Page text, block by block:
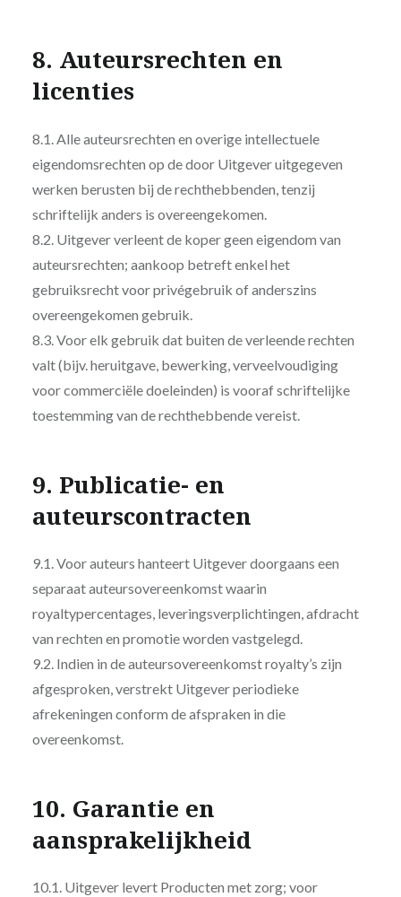
8. Auteursrechten en
licenties
8.1. Alle auteursrechten en overige intellectuele
eigendomsrechten op de door Uitgever uitgegeven
werken berusten bij de rechthebbenden, tenzij
schriftelijk anders is overeengekomen.
8.2. Uitgever verleent de koper geen eigendom van
auteursrechten; aankoop betreft enkel het
gebruiksrecht voor privégebruik of anderszins
overeengekomen gebruik.
8.3. Voor elk gebruik dat buiten de verleende rechten
valt (bijv. heruitgave, bewerking, verveelvoudiging
voor commerciële doeleinden) is vooraf schriftelijke
toestemming van de rechthebbende vereist.
9. Publicatie- en
auteurscontracten
9.1. Voor auteurs hanteert Uitgever doorgaans een
separaat auteursovereenkomst waarin
royaltypercentages, leveringsverplichtingen, afdracht
van rechten en promotie worden vastgelegd.
9.2. Indien in de auteursovereenkomst royalty’s zijn
afgesproken, verstrekt Uitgever periodieke
afrekeningen conform de afspraken in die
overeenkomst.
10. Garantie en
aansprakelijkheid
10.1. Uitgever levert Producten met zorg; voor